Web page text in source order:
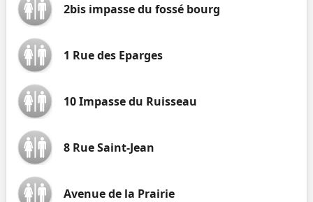
2bis impasse du fossé bourg
1 Rue des Eparges
10 Impasse du Ruisseau
8 Rue Saint-Jean
Avenue de la Prairie